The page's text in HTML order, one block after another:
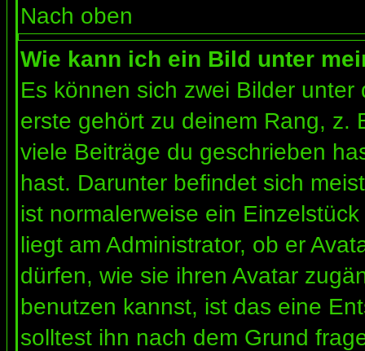
Nach oben
Wie kann ich ein Bild unter
Es können sich zwei Bilder
erste gehört zu deinem Rang, z.
viele Beiträge du geschrieben
hast. Darunter befindet sich
ist normalerweise ein
liegt am Administrator, ob er
dürfen, wie sie ihren Avatar
benutzen kannst, ist das eine
solltest ihn nach dem Grund